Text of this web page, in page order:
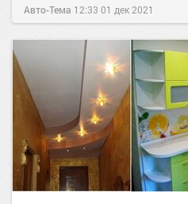
Авто-Тема 12:33 01 дек 2021